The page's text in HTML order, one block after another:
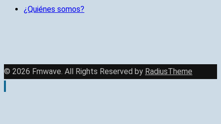
¿Quiénes somos?
© 2026 Fmwave. All Rights Reserved by RadiusTheme